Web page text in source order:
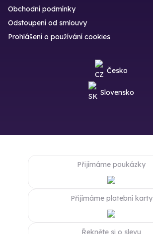
Obchodní podmínky
Odstoupení od smlouvy
Prohlášení o používání cookies
Česko
Slovensko
Přijímáme poukázky
Přijímáme platební karty
Řekněte si o slevu